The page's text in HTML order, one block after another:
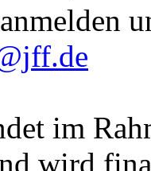
im
wird